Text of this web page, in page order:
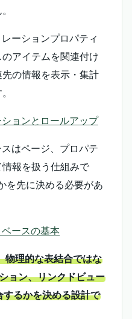
ーションプロパティ
アイテムを関連付け
の情報を表示・集計
ョンとロールアップ
はページ、プロパテ
報を扱う仕組みで
を先に決める必要があ
ースの基本
理的な表結合ではな
ョン、リンクドビュー
るかを決める設計で